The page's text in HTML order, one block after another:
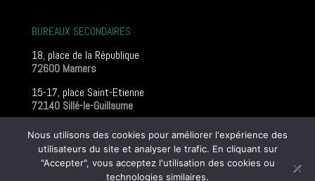
BUREAUX SECONDAIRES
18, place de la République
72600 Mamers
15-17, place Saint-Etienne
72140 Sillé-le-Guillaume
Mentions légales
© 2016 Guillerminet Géomètres | Mentions légales
Nous utilisons des cookies pour améliorer l'expérience des
utilisateurs du site et analyser le trafic. En cliquant sur
"Accepter", vous acceptez l'utilisation des cookies ou
technologies similaires.